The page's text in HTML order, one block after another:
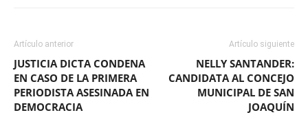
Artículo anterior
JUSTICIA DICTA CONDENA
EN CASO DE LA PRIMERA
PERIODISTA ASESINADA EN
DEMOCRACIA
Artículo siguiente
NELLY SANTANDER:
CANDIDATA AL CONCEJO
MUNICIPAL DE SAN
JOAQUÍN